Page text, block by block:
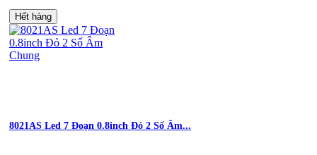
Hết hàng
8021AS Led 7 Đoạn 0.8inch Đỏ 2 Số Âm...